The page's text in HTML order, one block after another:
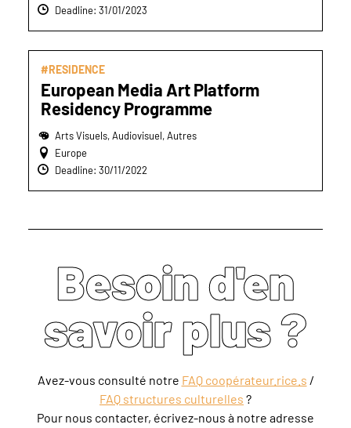
Deadline: 31/01/2023
#RESIDENCE
European Media Art Platform
Residency Programme
Arts Visuels, Audiovisuel, Autres
Europe
Deadline: 30/11/2022
Besoin d'en
savoir plus ?
Avez-vous consulté notre FAQ coopérateur.rice.s /
FAQ structures culturelles ?
Pour nous contacter, écrivez-nous à notre adresse